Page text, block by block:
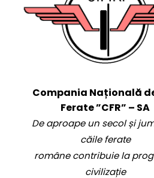
Compania Națională
Ferate ”CFR” – SA
De aproape un secol și
căile ferate
române contribuie la
civilizație